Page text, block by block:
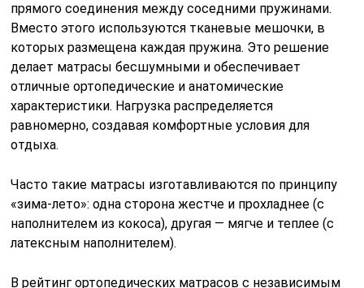
прямого соединения между соседними пружинами.
Вместо этого используются тканевые мешочки, в
которых размещена каждая пружина. Это решение
делает матрасы бесшумными и обеспечивает
отличные ортопедические и анатомические
характеристики. Нагрузка распределяется
равномерно, создавая комфортные условия для
отдыха.
Часто такие матрасы изготавливаются по принципу
«зима-лето»: одна сторона жестче и прохладнее (с
наполнителем из кокоса), другая — мягче и теплее (с
латексным наполнителем).
В рейтинг ортопедических матрасов с независимым